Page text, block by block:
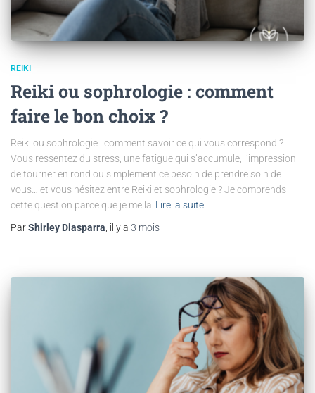
REIKI
Reiki ou sophrologie : comment
faire le bon choix ?
Reiki ou sophrologie : comment savoir ce qui vous correspond ?
Vous ressentez du stress, une fatigue qui s’accumule, l’impression
de tourner en rond ou simplement ce besoin de prendre soin de
vous… et vous hésitez entre Reiki et sophrologie ? Je comprends
cette question parce que je me la Lire la suite
ParShirley Diasparra, il y a 3 mois